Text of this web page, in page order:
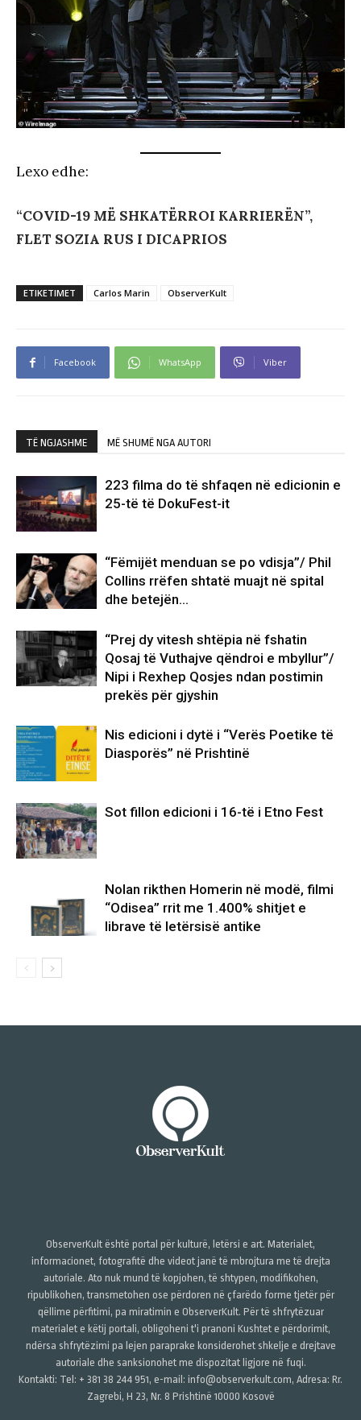
Lexo edhe:
“COVID-19 MË SHKATËRROI KARRIERËN”,
FLET SOZIA RUS I DICAPRIOS
ETIKETIMET Carlos Marin ObserverKult
Facebook WhatsApp Viber
TË NGJASHME MË SHUMË NGA AUTORI
223 filma do të shfaqen në edicionin e
25-të të DokuFest-it
“Fëmijët menduan se po vdisja”/ Phil
Collins rrëfen shtatë muajt në spital
dhe betejën…
“Prej dy vitesh shtëpia në fshatin
Qosaj të Vuthajve qëndroi e mbyllur”/
Nipi i Rexhep Qosjes ndan postimin
prekës për gjyshin
Nis edicioni i dytë i “Verës Poetike të
Diasporës” në Prishtinë
Sot fillon edicioni i 16-të i Etno Fest
Nolan rikthen Homerin në modë, filmi
“Odisea” rrit me 1.400% shitjet e
librave të letërsisë antike
ObserverKult është portal për kulturë, letërsi e art. Materialet,
informacionet, fotografitë dhe videot janë të mbrojtura me të drejta
autoriale. Ato nuk mund të kopjohen, të shtypen, modifikohen,
ripublikohen, transmetohen ose përdoren në çfarëdo forme tjetër për
qëllime përfitimi, pa miratimin e ObserverKult. Për të shfrytëzuar
materialet e këtij portali, obligoheni t'i pranoni Kushtet e përdorimit,
ndërsa shfrytëzimi pa lejen paraprake konsiderohet shkelje e drejtave
autoriale dhe sanksionohet me dispozitat ligjore në fuqi.
Kontakti: Tel: + 381 38 244 951, e-mail: info@observerkult.com, Adresa: Rr.
Zagrebi, H 23, Nr. 8 Prishtinë 10000 Kosovë